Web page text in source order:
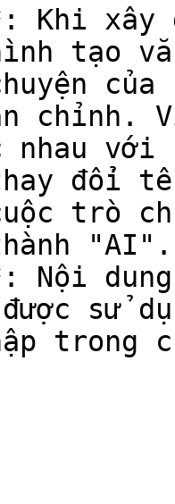
xây
tạo
của
chỉnh.
nhau
đổi
trò
"AI".
Nội
sử